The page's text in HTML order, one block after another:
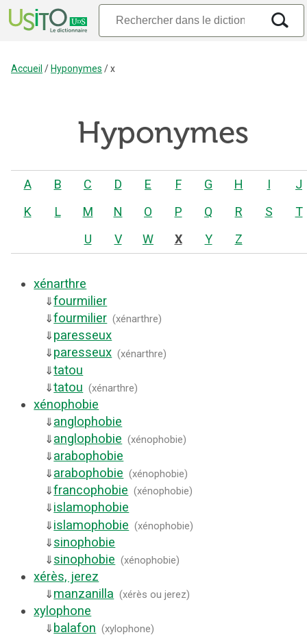
Accueil / Hyponymes /x
Hyponymes
A B C D E F G H I
J
K
L M N O P Q R S
T
U
V W X Y Z
xénarthre
⇓fourmilier
⇓fourmilier (xénarthre)
⇓ paresseux
⇓ paresseux (xénarthre)
⇓tatou
⇓tatou (xénarthre)
xénophobie
⇓ anglophobie
⇓ anglophobie (xénophobie)
⇓ arabophobie
⇓ arabophobie (xénophobie)
⇓francophobie (xénophobie)
⇓ islamophobie
⇓ islamophobie (xénophobie)
⇓ sinophobie
⇓ sinophobie (xénophobie)
xérès, jerez
⇓ manzanilla (xérès ou jerez)
xylophone
⇓ balafon (xylophone)